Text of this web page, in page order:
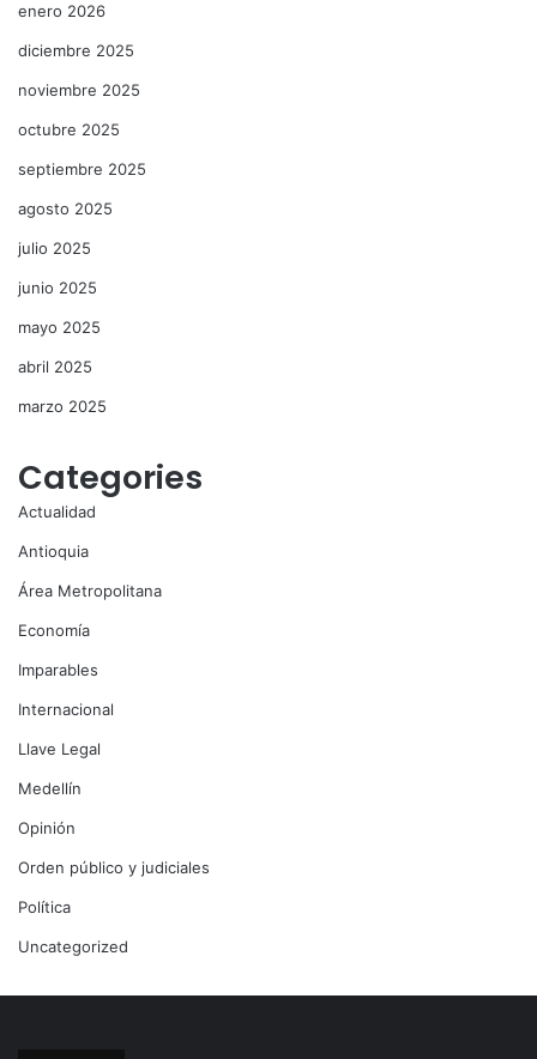
enero 2026
diciembre 2025
noviembre 2025
octubre 2025
septiembre 2025
agosto 2025
julio 2025
junio 2025
mayo 2025
abril 2025
marzo 2025
Categories
Actualidad
Antioquia
Área Metropolitana
Economía
Imparables
Internacional
Llave Legal
Medellín
Opinión
Orden público y judiciales
Política
Uncategorized